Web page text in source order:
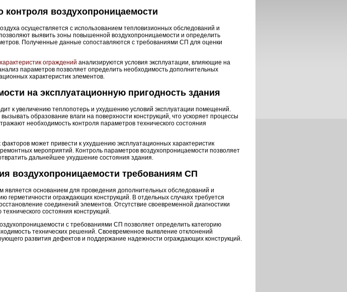
контроля воздухопроницаемости
осуществляется с использованием тепловизионных обследований и
выявить зоны повышенной воздухопроницаемости и определить
Полученные данные сопоставляются с требованиями СП для оценки
ограждений анализируются условия эксплуатации, влияющие на
параметров позволяет определить необходимость дополнительных
характеристик элементов.
на эксплуатационную пригодность здания
к увеличению теплопотерь и ухудшению условий эксплуатации помещений.
образование влаги на поверхности конструкций, что ускоряет процессы
необходимость контроля параметров технического состояния
может привести к ухудшению эксплуатационных характеристик
мероприятий. Контроль параметров воздухопроницаемости позволяет
дальнейшее ухудшение состояния здания.
воздухопроницаемости требованиям СП
является основанием для проведения дополнительных обследований и
герметичности ограждающих конструкций. В отдельных случаях требуется
соединений элементов. Отсутствие своевременной диагностики
состояния конструкций.
с требованиями СП позволяет определить категорию
технических решений. Своевременное выявление отклонений
развития дефектов и поддержание надежности ограждающих конструкций.